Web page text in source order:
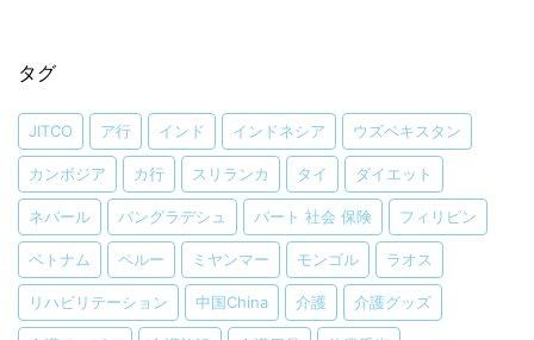
タグ
JITCO ア行 インド インドネシア ウズベキスタン
カンボジア カ行 スリランカ タイ ダイエット
ネパール バングラデシュ パート 社会 保険 フィリピン
ベトナム ペルー ミヤンマー モンゴル ラオス
リハビリテーション 中国China 介護 介護グッズ